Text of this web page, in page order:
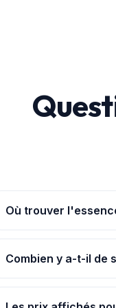
Où trouver
ruptures signalées.
Combien y a-t-il de
carburant.